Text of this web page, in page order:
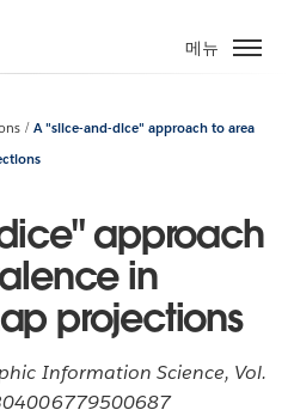
메뉴
A "slice-and-dice" approach to area
approach
in
projections
Information Science, Vol.